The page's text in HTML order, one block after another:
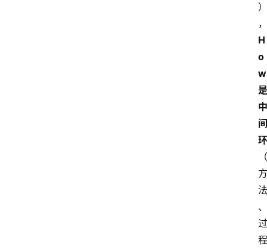
）
，
H
o
w
是
中
间
环
（
方
法
、
过
程